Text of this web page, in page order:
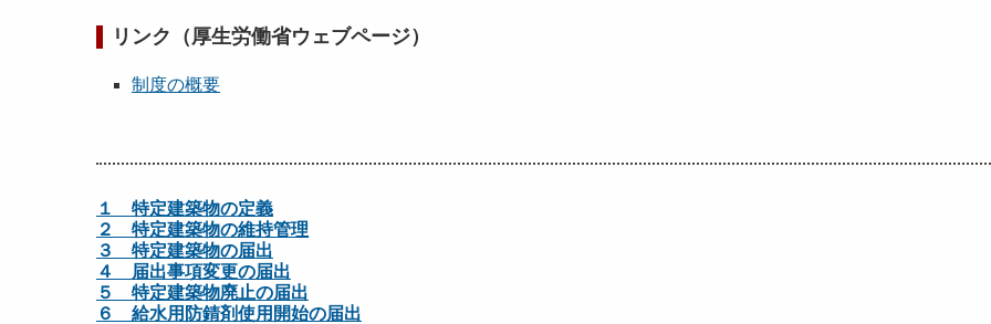
リンク（厚生労働省ウェブページ）
制度の概要
１ 特定建築物の定義
２ 特定建築物の維持管理
３ 特定建築物の届出
４ 届出事項変更の届出
５ 特定建築物廃止の届出
６ 給水用防錆剤使用開始の届出